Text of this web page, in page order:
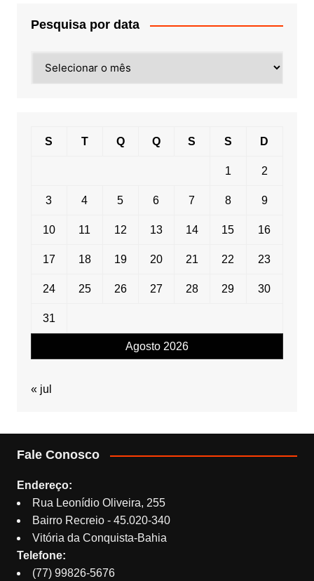
Pesquisa por data
por
Agosto 2026
S T Q Q S S D
1 2
3 4 5 6 7 8 9
10 11 12 13 14 15 16
17 18 19 20 21 22 23
24 25 26 27 28 29 30
31
« jul
Fale Conosco
Endereço:
Rua Leonídio Oliveira, 255
Bairro Recreio - 45.020-340
Vitória da Conquista-Bahia
Telefone:
(77) 99826-5676